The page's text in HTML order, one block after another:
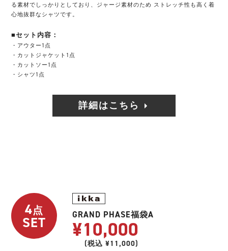
る素材でしっかりとしており、ジャージ素材のため ストレッチ性も高く着
心地抜群なシャツです。
■セット内容：
・アウター1点
・カットジャケット1点
・カットソー1点
・シャツ1点
詳細はこちら
4点
SET GRAND PHASE福袋A
¥10,000
(税込 ¥11,000)